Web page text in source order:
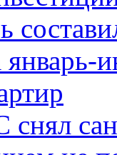
январь-
снял